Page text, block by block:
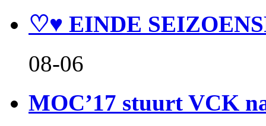
♡♥ EINDE
08-06
MOC’17 stuurt VCK